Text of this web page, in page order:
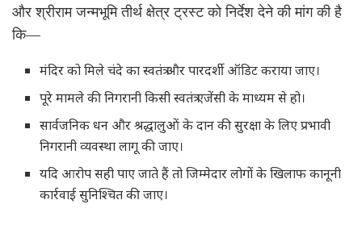
और श्रीराम जन्मभूमि तीर्थ क्षेत्र ट्रस्ट को निर्देश देने की मांग की है
कि—
मंदिर को मिले चंदे का स्वतंत्र और पारदर्शी ऑडिट कराया जाए।
पूरे मामले की निगरानी किसी स्वतंत्र एजेंसी के माध्यम से हो।
सार्वजनिक धन और श्रद्धालुओं के दान की सुरक्षा के लिए प्रभावी
निगरानी व्यवस्था लागू की जाए।
यदि आरोप सही पाए जाते हैं तो जिम्मेदार लोगों के खिलाफ कानूनी
कार्रवाई सुनिश्चित की जाए।